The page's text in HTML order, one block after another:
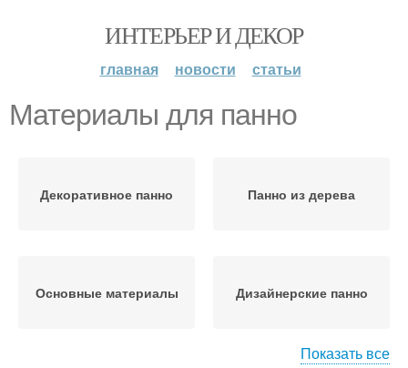
ИНТЕРЬЕР И ДЕКОР
главная новости статьи
Материалы для панно
Декоративное панно Панно из дерева
Основные материалы Дизайнерские панно
Показать все